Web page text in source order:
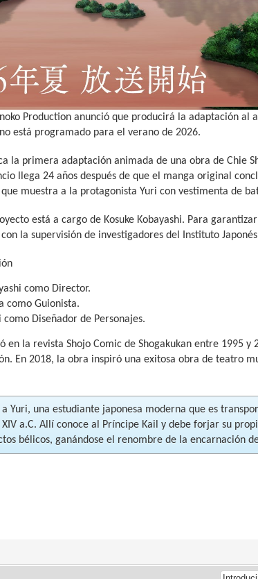
Production anunció que producirá la adaptación al
está programado para el verano de 2026.
la primera adaptación animada de una obra de Chie
llega 24 años después de que el manga original
muestra a la protagonista Yuri con vestimenta de
está a cargo de Kosuke Kobayashi. Para
la supervisión de investigadores del Instituto
como Director.
como Guionista.
como Diseñador de Personajes.
en la revista Shojo Comic de Shogakukan entre 1995
En 2018, la obra inspiró una exitosa obra de teatro
a Yuri, una estudiante japonesa moderna que es
a.C. Allí conoce al Príncipe Kail y debe forjar su
bélicos, ganándose el renombre de la encarnación